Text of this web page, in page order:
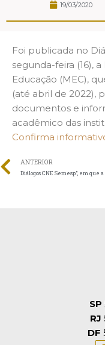
19/03/2020
Foi publicada no
segunda-feira (16),
Educação (MEC),
(até abril de 2022),
documentos e
acadêmico das
Confirma
ANTERIOR
SP
RJ
DF